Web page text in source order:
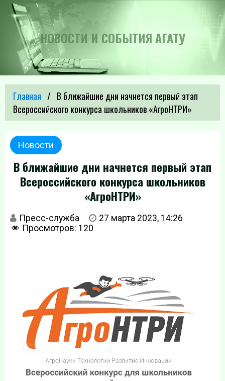
НОВОСТИ И СОБЫТИЯ АГАТУ
Главная
В ближайшие дни начнется первый этап
Всероссийского конкурса школьников «АгроНТРИ»
Новости
В ближайшие дни начнется первый этап
Всероссийского конкурса школьников
«АгроНТРИ»
Пресс-служба
27 марта 2023, 14:26
Просмотров: 120